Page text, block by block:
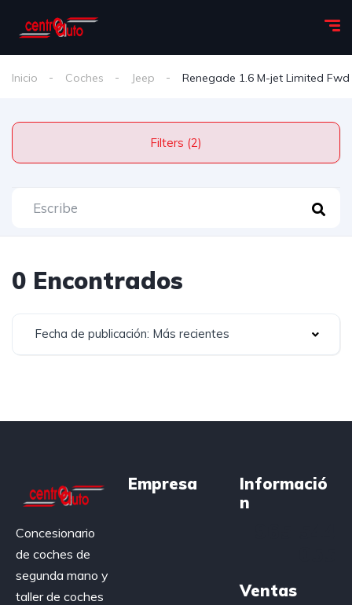
Inicio Coches Jeep Renegade 1.6 M-jet Limited Fwd
Filters (2)
0 Encontrados
Fecha de publicación: Más recientes
Concesionario
de coches de
segunda mano y
taller de coches
Empresa
Informació
n
Ventas